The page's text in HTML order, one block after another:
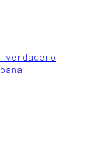
verdadero